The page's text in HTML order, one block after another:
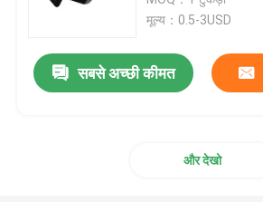
मूल्य：0.5-3USD
सबसे अच्छी कीमत
और देखो